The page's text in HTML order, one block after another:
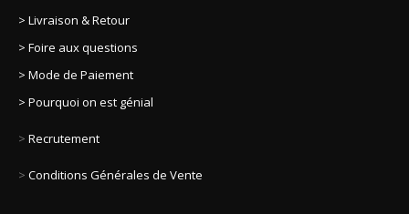
> Livraison & Retour
> Foire aux questions
> Mode de Paiement
> Pourquoi on est génial
> Recrutement
> Conditions Générales de Vente